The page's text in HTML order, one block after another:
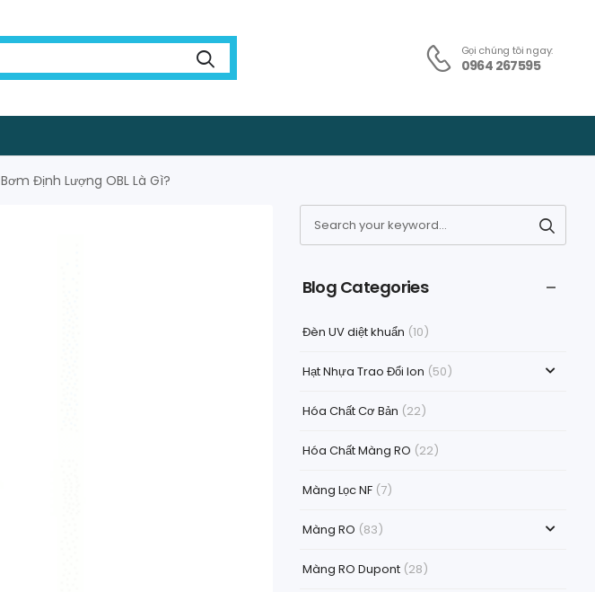
Gọi chúng tôi ngay:
0964 267595
Bơm Định Lượng OBL Là Gì?
Blog Categories
Đèn UV diệt khuẩn (10)
Hạt Nhựa Trao Đổi Ion (50)
Hóa Chất Cơ Bản (22)
Hóa Chất Màng RO (22)
Màng Lọc NF(7)
Màng RO (83)
Màng RO Dupont(28)